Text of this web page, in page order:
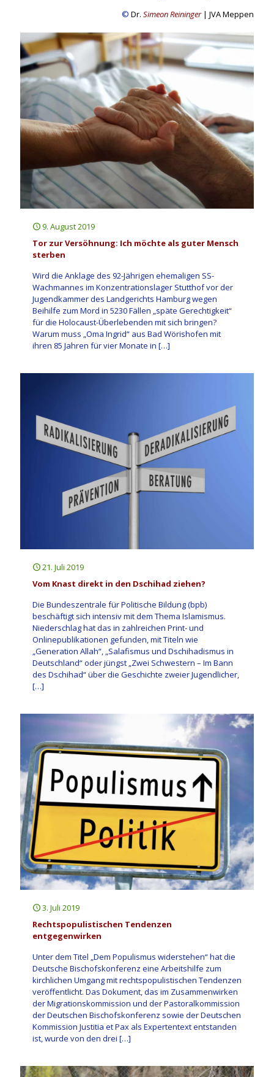
© Dr. Simeon Reininger| JVA Meppen
9. August 2019
Tor zur Versöhnung: Ich möchte als guter Mensch
sterben
Wird die Anklage des 92-Jährigen ehemaligen SS-
Wachmannes im Konzentrationslager Stutthof vor der
Jugendkammer des Landgerichts Hamburg wegen
Beihilfe zum Mord in 5230 Fällen „späte Gerechtigkeit“
für die Holocaust-Überlebenden mit sich bringen?
Warum muss „Oma Ingrid“ aus Bad Wörishofen mit
ihren 85 Jahren für vier Monate in […]
21. Juli 2019
Vom Knast direkt in den Dschihad ziehen?
Die Bundeszentrale für Politische Bildung (bpb)
beschäftigt sich intensiv mit dem Thema Islamismus.
Niederschlag hat das in zahlreichen Print- und
Onlinepublikationen gefunden, mit Titeln wie
„Generation Allah“, „Salafismus und Dschihadismus in
Deutschland“ oder jüngst „Zwei Schwestern – Im Bann
des Dschihad“ über die Geschichte zweier Jugendlicher,
[…]
3. Juli 2019
Rechtspopulistischen Tendenzen
entgegenwirken
Unter dem Titel „Dem Populismus widerstehen“ hat die
Deutsche Bischofskonferenz eine Arbeitshilfe zum
kirchlichen Umgang mit rechtspopulistischen Tendenzen
veröffentlicht. Das Dokument, das im Zusammenwirken
der Migrationskommission und der Pastoralkommission
der Deutschen Bischofskonferenz sowie der Deutschen
Kommission Justitia et Pax als Expertentext entstanden
ist, wurde von den drei […]